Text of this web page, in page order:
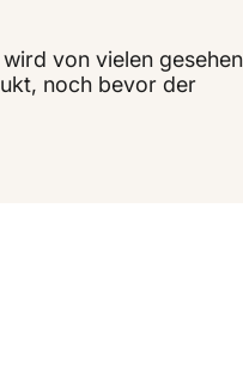
von vielen gesehen
noch bevor der